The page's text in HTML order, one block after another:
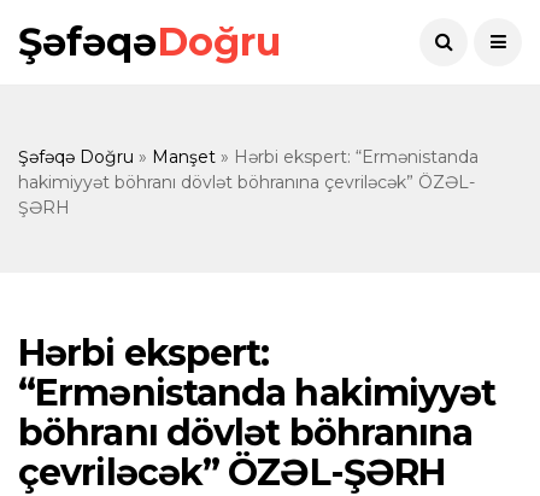
ŞəfəqəDoğru
Şəfəqə Doğru » Manşet » Hərbi ekspert: “Ermənistanda
hakimiyyət böhranı dövlət böhranına çevriləcək” ÖZƏL-
ŞƏRH
Hərbi ekspert:
“Ermənistanda hakimiyyət
böhranı dövlət böhranına
çevriləcək” ÖZƏL-ŞƏRH